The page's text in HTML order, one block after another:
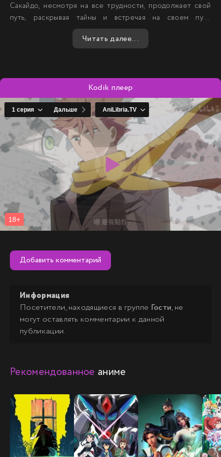
Сакайдо, несмотря на все трудности, продолжает свой
путь, раскрывая тайны и встречая на своем пути
множество препятствий. Его стремление к истине и
желание найти своё место в мире делают его историю
Читать далее...
Kodik плеер
Добавить комментарий
Информация
Посетители, находящиеся в группе Гости, не
могут оставлять комментарии к данной
публикации.
Рекомендованное аниме